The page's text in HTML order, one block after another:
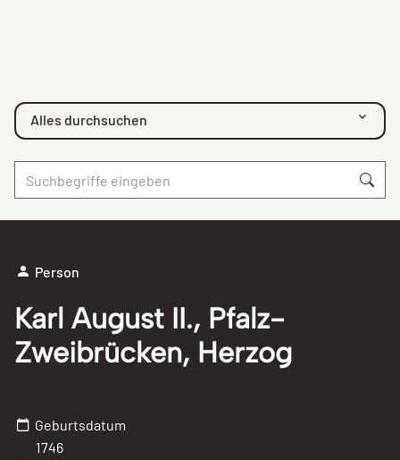
Alles durchsuchen
Person
Karl August II., Pfalz-
Zweibrücken, Herzog
Geburtsdatum
1746